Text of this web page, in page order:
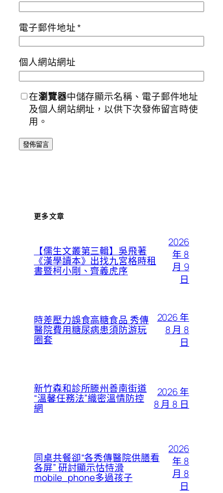
電子郵件地址*
個人網站網址
在瀏覽器中儲存顯示名稱、電子郵件地址
及個人網站網址，以供下次發佈留言時使
用。
更多文章
【儒生文叢第三輯】吳飛著
《漢學讀本》出找九宮格時租
書暨柯小剛、齊義虎序
2026
年 8
月 9
日
時差壓力誤食高糖食品 秀傳
醫院費用糖尿病患須防游玩
圈套
2026 年
8 月 8
日
新竹森和診所滕州善南街道
“溫馨任務法”織密溫情防控
網
2026 年
8 月 8 日
同桌共餐卻“各秀傳醫院供膳看
各屏” 研討顯示怙恃滑
mobile_phone多過孩子
2026
年 8
月 8
日